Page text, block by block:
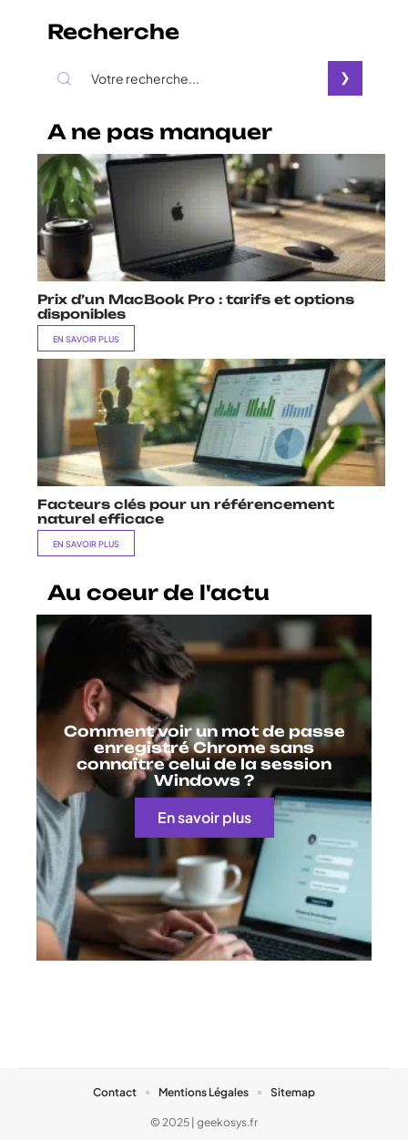
Recherche
A ne pas manquer
Prix d’un MacBook Pro : tarifs et options
disponibles
EN SAVOIR PLUS
Facteurs clés pour un référencement
naturel efficace
EN SAVOIR PLUS
Au coeur de l'actu
Comment voir un mot de passe
enregistré Chrome sans
connaître celui de la session
Windows ?
En savoir plus
© 2025 | geekosys.fr
Contact Mentions Légales Sitemap